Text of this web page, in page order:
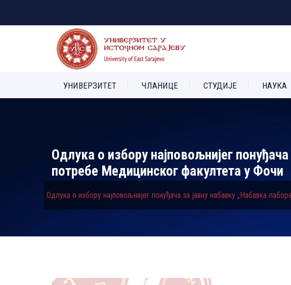
УНИВЕРЗИТЕТ ЧЛАНИЦЕ СТУДИЈЕ НАУКА
Одлука о избору најповољнијег
потребе Медицинског факултета у Фочи
Одлука о избору најповољнијег понуђача за јавну набавку „Набавка